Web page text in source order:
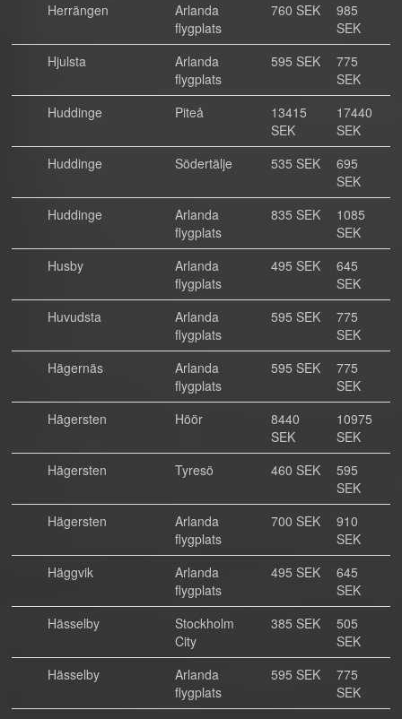
Herrängen
Arlanda
flygplats
760 SEK
985
SEK
Hjulsta
Arlanda
flygplats
595 SEK
775
SEK
Huddinge
Piteå
13415
SEK
17440
SEK
Huddinge
Södertälje 535 SEK
695
SEK
Huddinge
Arlanda
flygplats
835 SEK
1085
SEK
Husby
Arlanda
flygplats
495 SEK
645
SEK
Huvudsta
Arlanda
flygplats
595 SEK
775
SEK
Hägernäs
Arlanda
flygplats
595 SEK
775
SEK
Hägersten
Höör
8440
SEK
10975
SEK
Hägersten
Tyresö 460 SEK
595
SEK
Hägersten
Arlanda
flygplats
700 SEK
910
SEK
Häggvik
Arlanda
flygplats
495 SEK
645
SEK
Hässelby
Stockholm
City
385 SEK
505
SEK
Hässelby
Arlanda
flygplats
595 SEK
775
SEK